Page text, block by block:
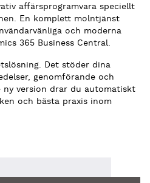
affärsprogramvara speciellt
En komplett molntjänst
och moderna
365 Business Central.
Det stöder dina
genomförande och
ny version drar du automatiskt
och bästa praxis inom